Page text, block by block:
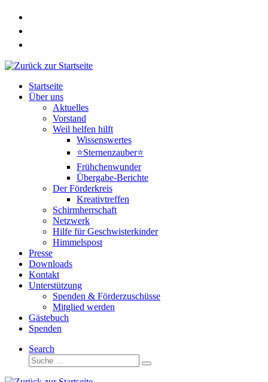
Zum
springen
Startseite
Über uns
Aktuelles
Vorstand
Weil helfen hilft
Wissenswertes
⭐Sternenzauber⭐
Frühchenwunder
Übergabe-Berichte
Der Förderkreis
Kreativtreffen
Schirmherrschaft
Netzwerk
Hilfe für Geschwisterkinder
Himmelspost
Presse
Downloads
Kontakt
Unterstützung
Spenden & Förderzuschüsse
Mitglied werden
Gästebuch
Spenden
Search
Suche
Suche